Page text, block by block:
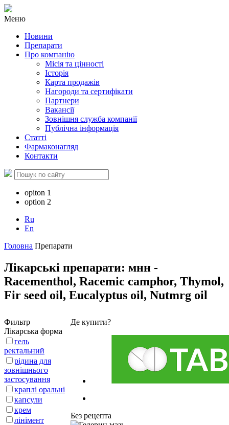
Меню
Новини
Препарати
Про компанію
Місія та цінності
Історія
Карта продажів
Нагороди та сертифікати
Партнери
Вакансії
Зовнішня служба компанії
Публічна інформація
Статті
Фармаконагляд
Контакти
opiton 1
option 2
Ru
En
Головна Препарати
Лікарські препарати: мнн -
Racementhol, Racemic camphor, Thymol,
Fir seed oil, Eucalyptus oil, Nutmrg oil
Фильтр
Лікарська форма
гель
ректальний
рідина для
зовнішнього
застосування
краплі оральні
капсули
крем
лінімент
Де купити?
Без рецепта